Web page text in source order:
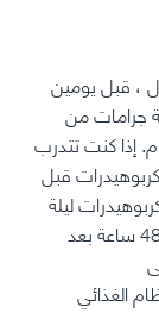
، قبل يومين
جرامات من
إذا كنت تتدرب
قبل
ليلة
الخميس. تظل حساسية الأنسولين مرتفعة لمدة 48 ساعة بعد
الغذائي